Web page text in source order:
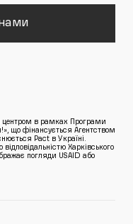
центром в рамках Програми
що фінансується Агентством
Pact в Україні.
Харківського
погляди USAID або